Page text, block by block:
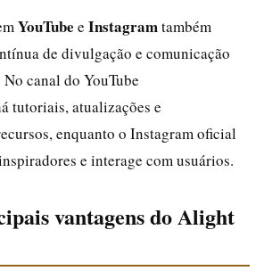
YouTube e Instagramtambém
de divulgação e comunicação
canal do YouTube
tutoriais, atualizações e
enquanto o Instagram oficial
e interage com usuários.
vantagens do Alight